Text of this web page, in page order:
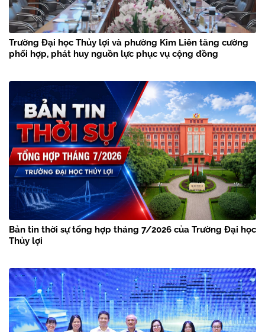
Trường Đại học Thủy lợi và phường Kim Liên tăng cường
phối hợp, phát huy nguồn lực phục vụ cộng đồng
Bản tin thời sự tổng hợp tháng 7/2026 của Trường Đại học
Thủy lợi